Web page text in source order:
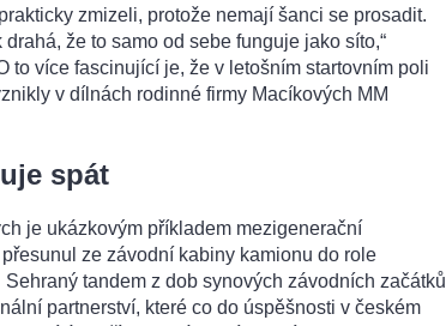
zmizeli, protože nemají šanci se prosadit.
že to samo od sebe funguje jako síto,“
to více fascinující je, že v letošním startovním poli
v dílnách rodinné firmy Macíkových MM
spát
je ukázkovým příkladem mezigenerační
ze závodní kabiny kamionu do role
tandem z dob synových závodních začátků
partnerství, které co do úspěšnosti v českém